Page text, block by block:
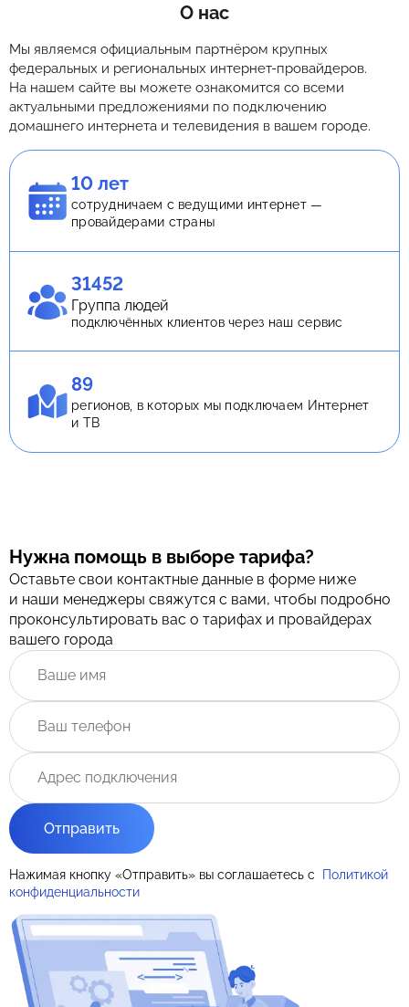
О нас
Мы являемся официальным партнёром крупных
федеральных и региональных интернет-провайдеров.
На нашем сайте вы можете ознакомится со всеми
актуальными предложениями по подключению
домашнего интернета и телевидения в вашем городе.
10 лет
сотрудничаем с ведущими интернет —
провайдерами страны
31452
Группа людей
подключённых клиентов через наш сервис
89
регионов, в которых мы подключаем Интернет
и ТВ
Нужна помощь в выборе тарифа?
Оставьте свои контактные данные в форме ниже
и наши менеджеры свяжутся с вами, чтобы подробно
проконсультировать вас о тарифах и провайдерах
вашего города
Отправить
Нажимая кнопку «Отправить» вы соглашаетесь с
Политикой
конфиденциальности